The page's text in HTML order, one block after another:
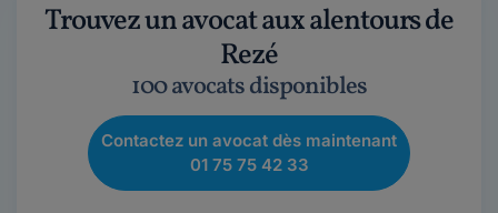
Trouvez un avocat aux alentours de
Rezé
100 avocats disponibles
Contactez un avocat dès maintenant
01 75 75 42 33